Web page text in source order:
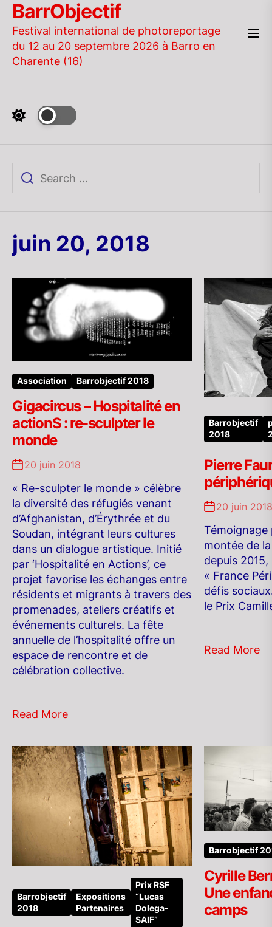
Skip
the
content
BarrObjectif
Festival international de photoreportage
du 12 au 20 septembre 2026 à Barro en
Charente (16)
juin 20, 2018
Association Barrobjectif 2018
Gigacircus – Hospitalité en
actionS : re-sculpter le
monde
20 juin 2018
« Re-sculpter le monde » célèbre
la diversité des réfugiés venant
d’Afghanistan, d’Érythrée et du
Soudan, intégrant leurs cultures
dans un dialogue artistique. Initié
par ‘Hospitalité en Actions’, ce
projet favorise les échanges entre
résidents et migrants à travers des
promenades, ateliers créatifs et
événements culturels. La fête
annuelle de l’hospitalité offre un
espace de rencontre et de
célébration collective.
Read More
Barrobjectif
2018
Pierre
20 juin 2018
montée de
depuis
« France
défis
le Prix
Read More
Barrobjectif
2018
Expositions
Partenaires
Prix RSF
“Lucas
Dolega-
SAIF”
Barrobjectif
Cyrille
Une
camps